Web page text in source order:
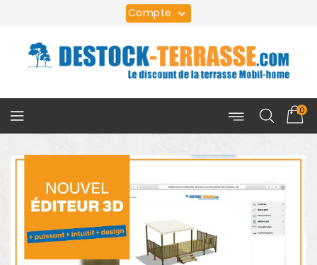
Compte 
0